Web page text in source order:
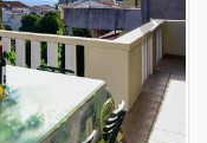
Next